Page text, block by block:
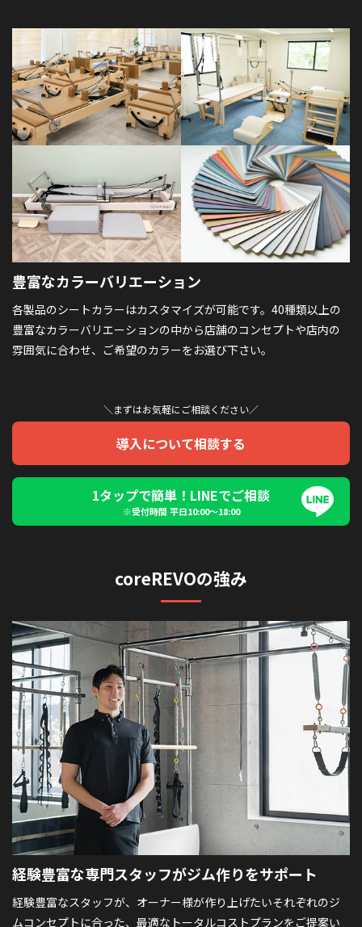
豊富なカラーバリエーション
各製品のシートカラーはカスタマイズが可能です。40種類以上の
豊富なカラーバリエーションの中から店舗のコンセプトや店内の
雰囲気に合わせ、ご希望のカラーをお選び下さい。
＼まずはお気軽にご相談ください／
導入について相談する
1タップで簡単！LINEでご相談
※受付時間 平日10:00〜18:00
coreREVOの強み
経験豊富な専門スタッフがジム作りをサポート
経験豊富なスタッフが、オーナー様が作り上げたいそれぞれのジ
ムコンセプトに合った、最適なトータルコストプランをご提案い